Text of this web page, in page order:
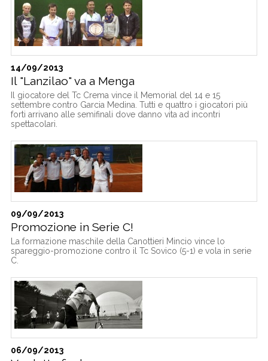
14/09/2013
Il "Lanzilao" va a Menga
Il giocatore del Tc Crema vince il Memorial del 14 e 15
settembre contro Garcia Medina. Tutti e quattro i giocatori più
forti arrivano alle semifinali dove danno vita ad incontri
spettacolari.
09/09/2013
Promozione in Serie C!
La formazione maschile della Canottieri Mincio vince lo
spareggio-promozione contro il Tc Sovico (5-1) e vola in serie
C.
06/09/2013